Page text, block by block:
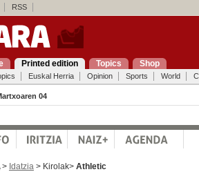
RSS
Printed edition Topics Shop
Euskal Herria Opinion Sports World
04
> Idatzia > Kirolak> Athletic